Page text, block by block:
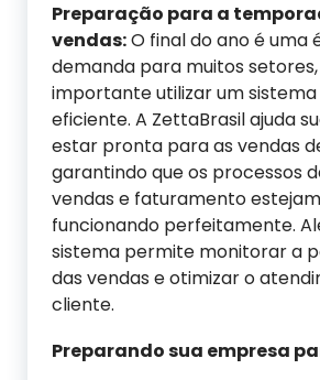
Preparação para a
vendas:O final do ano é uma
demanda para muitos setores,
importante utilizar um
eficiente. A ZettaBrasil ajuda
estar pronta para as vendas
garantindo que os processos
vendas e faturamento
funcionando perfeitamente.
sistema permite monitorar a
das vendas e otimizar o
cliente.
Preparando sua empresa